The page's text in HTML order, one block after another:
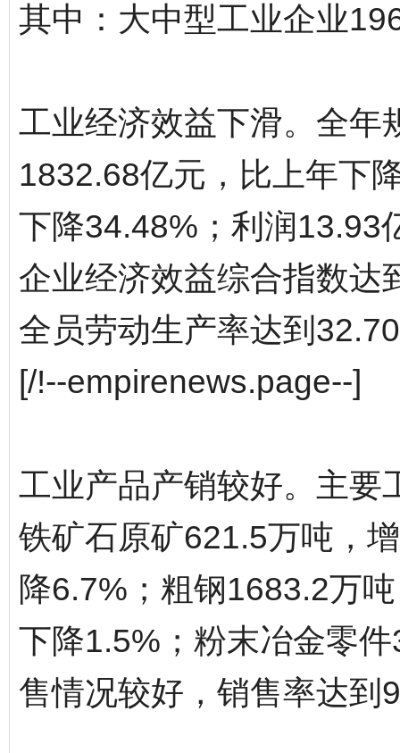
其中：大中型工业企业
工业经济效益下滑。全年
1832.68亿元，比上年下
下降34.48%；利润13.93
企业经济效益综合指数达
全员劳动生产率达到
[/!--empirenews.page--]
工业产品产销较好。主要
铁矿石原矿621.5万吨，
降6.7%；粗钢1683.2万
下降1.5%；粉末冶金零
售情况较好，销售率达到